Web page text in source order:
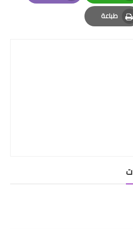
Whatsapp
Email
طباعة
Print